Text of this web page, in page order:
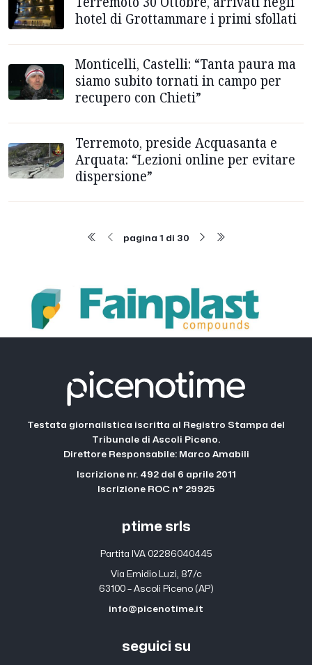
hotel di Grottammare i primi sfollati
Monticelli, Castelli: “Tanta paura ma
siamo subito tornati in campo per
recupero con Chieti”
Terremoto, preside Acquasanta e
Arquata: “Lezioni online per evitare
dispersione”
pagina 1 di 30
Testata giornalistica iscritta al Registro Stampa del
Tribunale di Ascoli Piceno.
Direttore Responsabile: Marco Amabili
Iscrizione nr. 492 del 6 aprile 2011
Iscrizione ROC n° 29925
ptime srls
Partita IVA 02286040445
Via Emidio Luzi, 87/c
63100 – Ascoli Piceno (AP)
info@picenotime.it
seguici su